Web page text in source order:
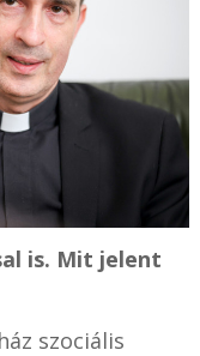
is. Mit jelent
szociális